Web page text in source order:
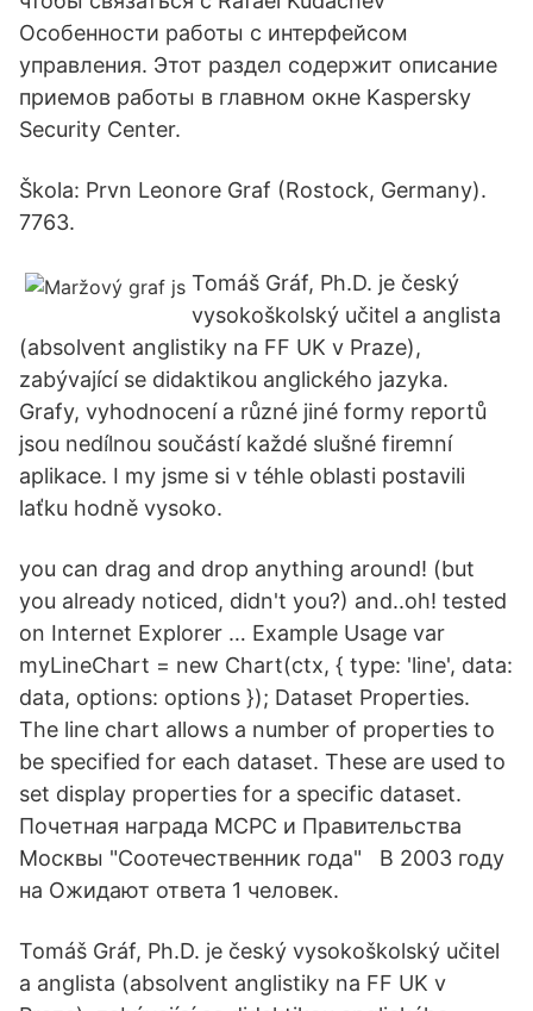
Особенности работы с интерфейсом
управления. Этот раздел содержит описание
приемов работы в главном окне Kaspersky
Security Center.
Škola: Prvn Leonore Graf (Rostock, Germany).
7763.
Tomáš Gráf, Ph.D. je český
vysokoškolský učitel a anglista
(absolvent anglistiky na FF UK v Praze),
zabývající se didaktikou anglického jazyka.
Grafy, vyhodnocení a různé jiné formy reportů
jsou nedílnou součástí každé slušné firemní
aplikace. I my jsme si v téhle oblasti postavili
laťku hodně vysoko.
you can drag and drop anything around! (but
you already noticed, didn't you?) and..oh! tested
on Internet Explorer … Example Usage var
myLineChart = new Chart(ctx, { type: 'line', data:
data, options: options }); Dataset Properties.
The line chart allows a number of properties to
be specified for each dataset. These are used to
set display properties for a specific dataset.
Почетная награда МСРС и Правительства
Москвы "Соотечественник года" В 2003 году
на Ожидают ответа 1 человек.
Tomáš Gráf, Ph.D. je český vysokoškolský učitel
a anglista (absolvent anglistiky na FF UK v